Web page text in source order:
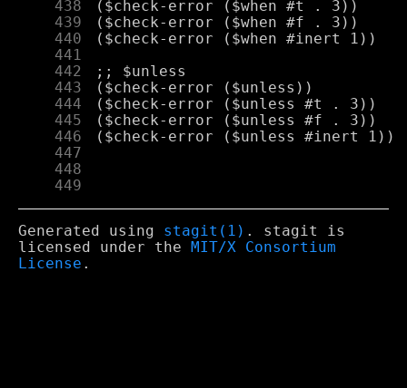
    438
    439
    440
    441
    442
    443
    444
    445
    446
    447
    448
    449
Generated using stagit(1) . stagit is
licensed under the
MIT/X Consortium
License .